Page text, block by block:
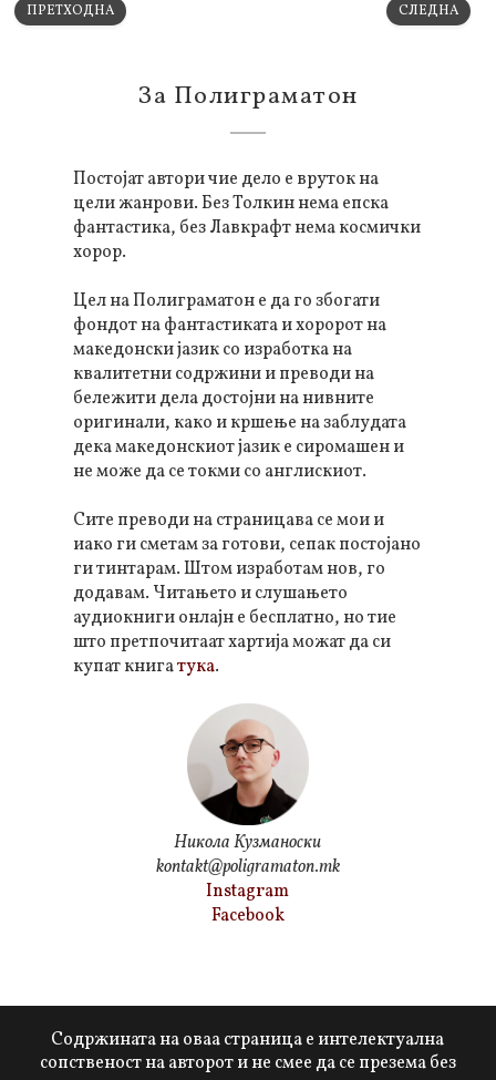
СЛЕДНА
ПРЕТХОДНА
За Полиграматон
Постојат автори чие дело е вруток на
цели жанрови. Без Толкин нема епска
фантастика, без Лавкрафт нема космички
хорор.
Цел на Полиграматон е да го збогати
фондот на фантастиката и хоророт на
македонски јазик со изработка на
квалитетни содржини и преводи на
бележити дела достојни на нивните
оригинали, како и кршење на заблудата
дека македонскиот јазик е сиромашен и
не може да се токми со англискиот.
Сите преводи на страницава се мои и
иако ги сметам за готови, сепак постојано
ги тинтарам. Штом изработам нов, го
додавам. Читањето и слушањето
аудиокниги онлајн е бесплатно, но тие
што претпочитаат хартија можат да си
купат книгатука.
Никола Кузманоски
kontakt@poligramaton.mk
Instagram
Facebook
Содржината на оваа страница е интелектуална
сопственост на авторот и не смее да се презема без